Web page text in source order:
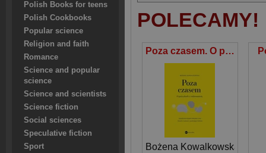
Polish Books for teens
Polish Cookbooks
Popular science
Religion and faith
Romance
Science and popular
science
Science and scientists
Science fiction
Social sciences
Speculative fiction
Sport
POLECAMY!
Poza czasem. O potyczkach z codziennością
Bożena Kowalkowska